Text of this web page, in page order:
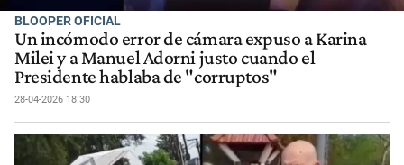
BLOOPER OFICIAL
Un incómodo error de cámara expuso a Karina
Milei y a Manuel Adorni justo cuando el
Presidente hablaba de "corruptos"
28-04-2026 18:30